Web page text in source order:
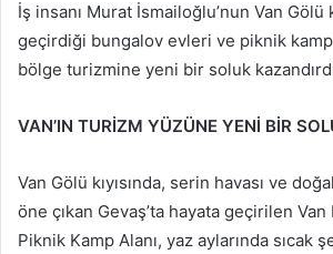
İş insanı Murat İsmailoğlu’nun Van Gölü
geçirdiği bungalov evleri ve piknik
bölge turizmine yeni bir soluk
VAN’IN TURİZM YÜZÜNE YENİ BİR
Van Gölü kıyısında, serin havası ve
öne çıkan Gevaş’ta hayata geçirilen
Piknik Kamp Alanı, yaz aylarında sıcak